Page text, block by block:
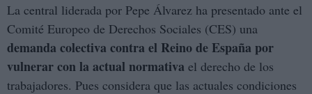
La central liderada por Pepe Álvarez ha presentado ante el
Comité Europeo de Derechos Sociales (CES) una
demanda colectiva contra el Reino de España por
vulnerar con la actual normativa el derecho de los
trabajadores. Pues considera que las actuales condiciones